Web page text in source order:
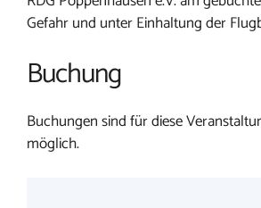
Gefahr und unter Einhaltung der
Buchung
Buchungen sind für diese
möglich.